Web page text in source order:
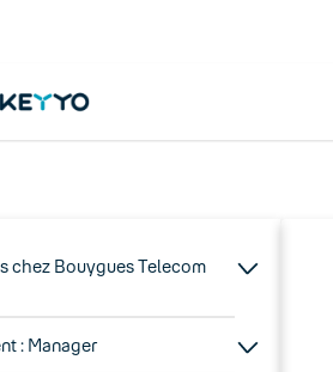
chez Bouygues Telecom
: Manager